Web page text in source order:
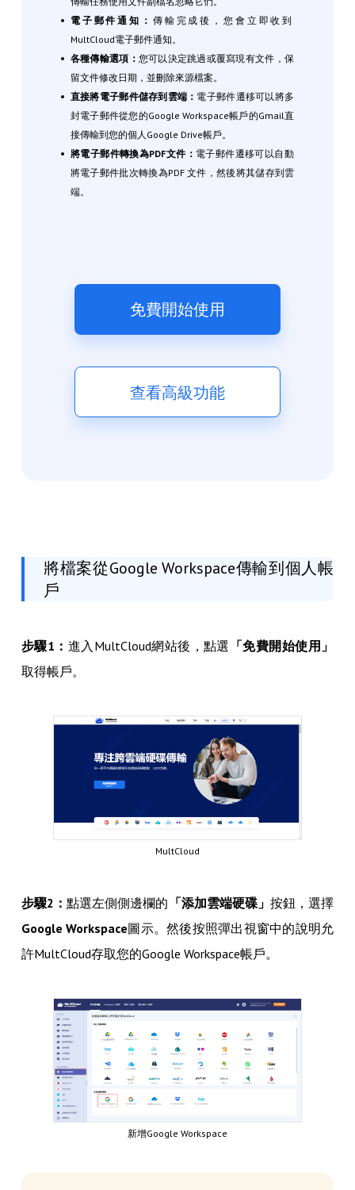
電子郵件通知： 傳輸完成後，您會立即收到
MultCloud電子郵件通知。
各種傳輸選項： 您可以決定跳過或覆寫現有文件，保
留文件修改日期，並刪除來源檔案。
直接將電子郵件儲存到雲端： 電子郵件遷移可以將多
封電子郵件從您的Google Workspace帳戶的Gmail直
接傳輸到您的個人Google Drive帳戶。
將電子郵件轉換為PDF文件： 電子郵件遷移可以自動
將電子郵件批次轉換為PDF 文件，然後將其儲存到雲
端。
免費開始使用
查看高級功能
將檔案從Google Workspace傳輸到個人帳
戶
步驟1： 進入MultCloud網站後，點選 「免費開始使用」
取得帳戶。
MultCloud
步驟2：點選左側側邊欄的 「添加雲端硬碟」 按鈕，選擇
Google Workspace圖示。然後按照彈出視窗中的說明允
許MultCloud存取您的Google Workspace帳戶。
新增Google Workspace